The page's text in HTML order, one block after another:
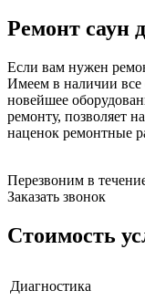
безменов
биноклей
блендеров
блинниц
блоков
блоков
блоков
блоков
бормашин
Ремонт саун
Если вам нужен
Имеем в наличии все
новейшее
ремонту, позволяет
наценок ремонтные
Перезвоним в
Заказать звонок
Стоимость
Диагностика